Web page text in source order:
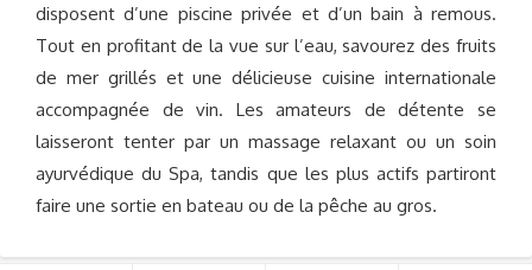
disposent d’une piscine privée et d’un bain à remous.
Tout en profitant de la vue sur l’eau, savourez des fruits
de mer grillés et une délicieuse cuisine internationale
accompagnée de vin. Les amateurs de détente se
laisseront tenter par un massage relaxant ou un soin
ayurvédique du Spa, tandis que les plus actifs partiront
faire une sortie en bateau ou de la pêche au gros.